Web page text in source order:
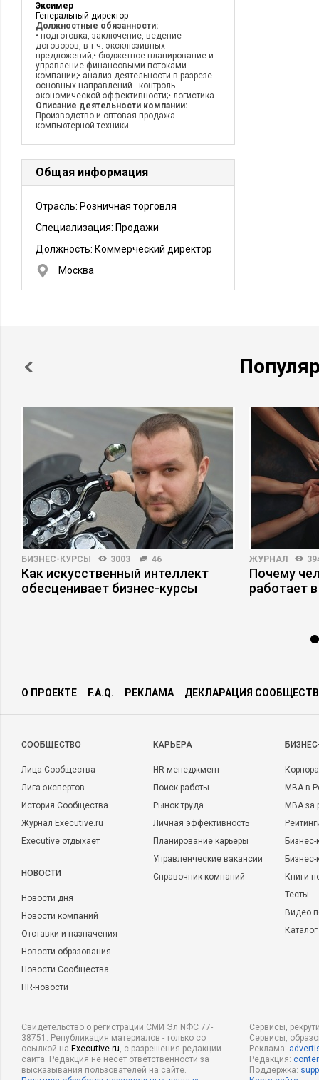
Эксимер
Генеральный директор
Должностные обязанности:
• подготовка, заключение, ведение
договоров, в т.ч. эксклюзивных
предложений;• бюджетное планирование и
управление финансовыми потоками
компании;• анализ деятельности в разрезе
основных направлений - контроль
экономической эффективности;• логистика
Описание деятельности компании:
Производство и оптовая продажа
компьютерной техники.
Общая информация
Отрасль: Розничная торговля
Специализация: Продажи
Должность: Коммерческий директор
Москва
БИЗНЕС-КУРСЫ 3003 46
Как искусственный интеллект
обесценивает бизнес-курсы
ЖУРНАЛ
Почему
работает
О ПРОЕКТЕ F.A.Q. РЕКЛАМА ДЕКЛАРАЦИЯ
CООБЩЕСТВО
Лица Сообщества
Лига экспертов
История Сообщества
Журнал Executive.ru
Executive отдыхает
НОВОСТИ
Новости дня
Новости компаний
Отставки и назначения
Новости образования
Новости Сообщества
HR-новости
КАРЬЕРА
HR-менеджмент
Поиск работы
Рынок труда
Личная эффективность
Планирование карьеры
Управленческие вакансии
Справочник компаний
MBA в
MBA
Бизнес-
Книги
Тесты
Видео
Свидетельство о регистрации СМИ Эл NФС 77-
38751. Републикация материалов - только со
ссылкой на Executive.ru, с разрешения редакции
сайта. Редакция не несет ответственности за
высказывания пользователей на сайте.
Сервисы,
Сервисы,
Реклама:
Редакция:
Поддержка: